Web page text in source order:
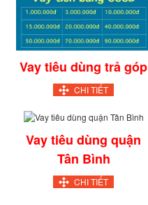
Vay tiêu dùng trả góp
CHI TIẾT
Vay tiêu dùng quận
Tân Bình
CHI TIẾT